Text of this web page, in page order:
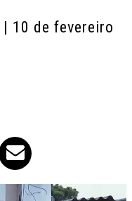
| 10 de fevereiro